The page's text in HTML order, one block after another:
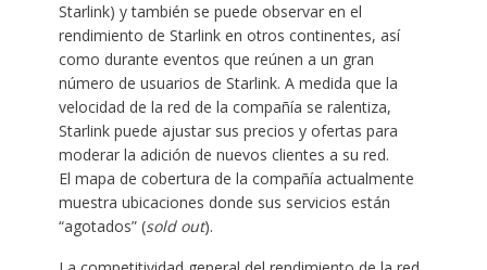
Starlink) y también se puede observar en el
rendimiento de Starlink en otros continentes, así
como durante eventos que reúnen a un gran
número de usuarios de Starlink. A medida que la
velocidad de la red de la compañía se ralentiza,
Starlink puede ajustar sus precios y ofertas para
moderar la adición de nuevos clientes a su red.
El mapa de cobertura de la compañía actualmente
muestra ubicaciones donde sus servicios están
“agotados” (sold out).